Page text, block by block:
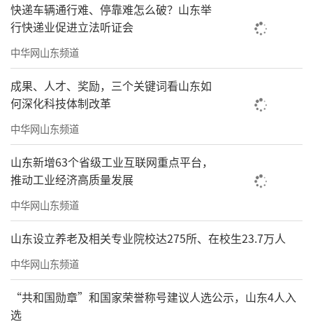
快递车辆通行难、停靠难怎么破？山东举
行快递业促进立法听证会
中华网山东频道
成果、人才、奖励，三个关键词看山东如
何深化科技体制改革
中华网山东频道
山东新增63个省级工业互联网重点平台，
推动工业经济高质量发展
中华网山东频道
山东设立养老及相关专业院校达275所、在校生23.7万人
中华网山东频道
“共和国勋章”和国家荣誉称号建议人选公示，山东4人入
选